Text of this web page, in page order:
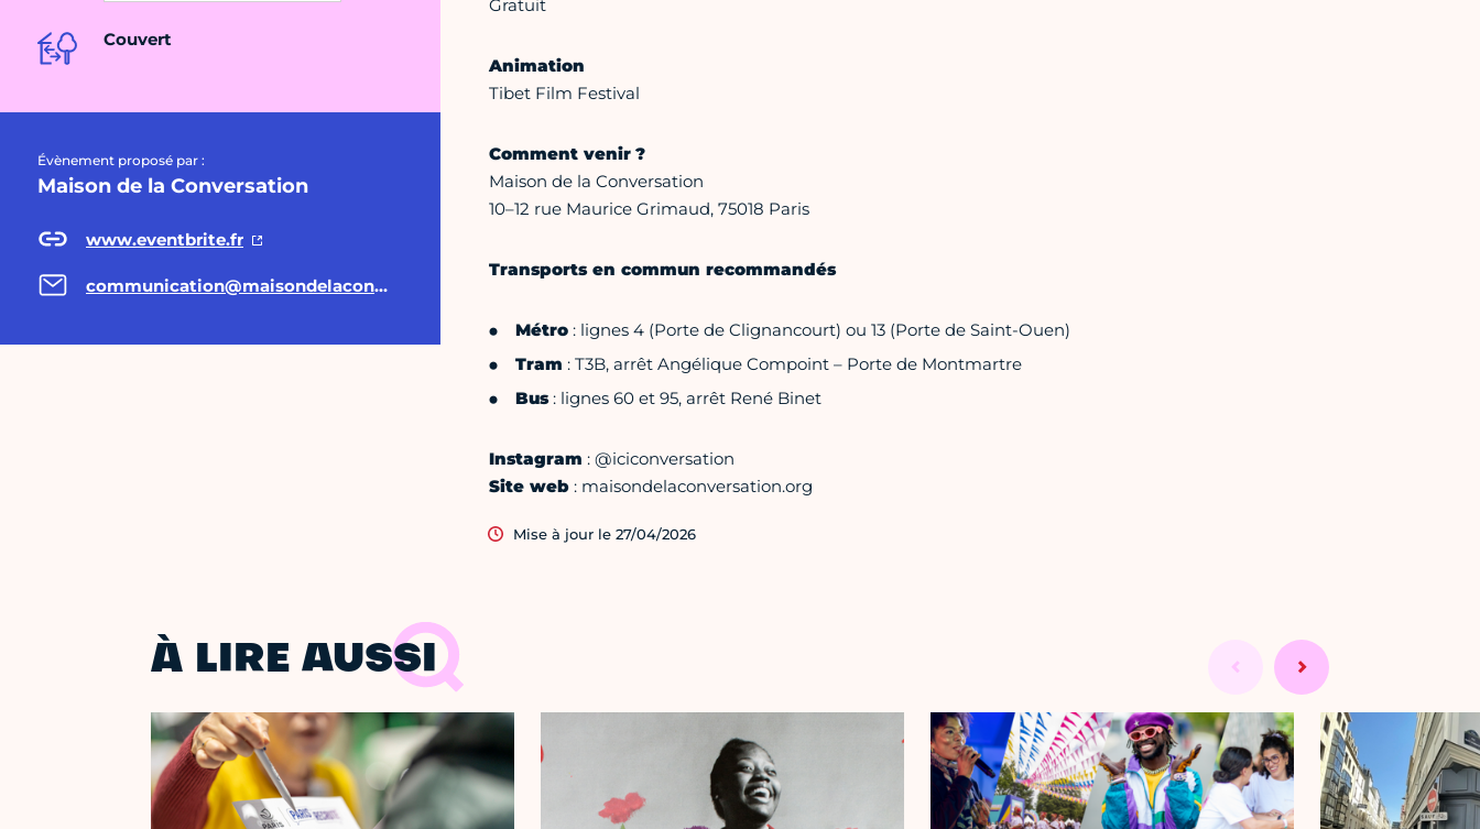
Couvert
Évènement proposé par :
Maison de la Conversation
www.eventbrite.fr
communication@maisondelaconversation.org
Gratuit
Animation
Tibet Film Festival
Comment venir ?
Maison de la Conversation
10–12 rue Maurice Grimaud, 75018 Paris
Transports en commun recommandés
Métro: lignes 4 (Porte de Clignancourt) ou 13 (Porte de Saint-Ouen)
Tram : T3B, arrêt Angélique Compoint – Porte de Montmartre
Bus: lignes 60 et 95, arrêt René Binet
Instagram : @iciconversation
Site web: maisondelaconversation.org
Mise à jour le 27/04/2026
À LIRE AUSSI